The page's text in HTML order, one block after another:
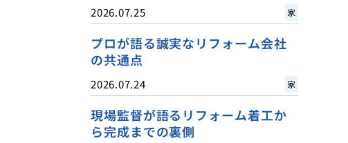
2026.07.25 家
プロが語る誠実なリフォーム会社
の共通点
2026.07.24 家
現場監督が語るリフォーム着工か
ら完成までの裏側